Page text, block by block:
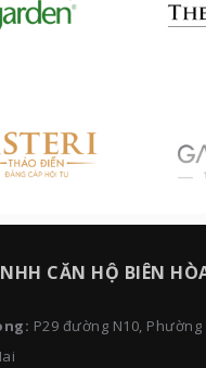
CĂN HỘ BIÊN
P29 đường N10,